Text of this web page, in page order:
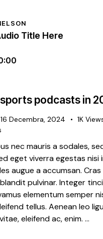
Title Here
podcasts in
16 Decembra, 2024 1K
nec mauris a sodales,
eget viverra egestas nisi
augue a accumsan.
pulvinar. Integer
elementum semper
tellus. Aenean leo
eleifend ac, enim. …